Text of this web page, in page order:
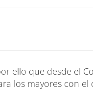
ello que desde el
los mayores con el